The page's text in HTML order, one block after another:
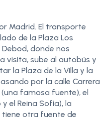
Madrid. El transporte
de la Plaza Los
donde nos
visita, sube al autobús y
la Plaza de la Villa y la
por la calle Carrera
famosa fuente), el
el Reina Sofía), la
tiene otra fuente de